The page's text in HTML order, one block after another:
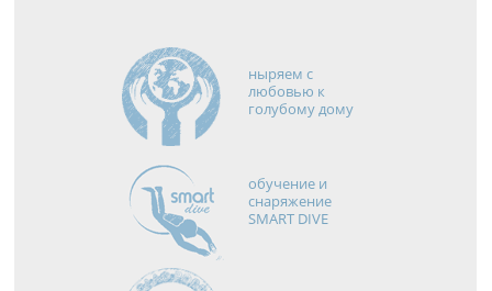
ныряем с
любовью к
голубому дому
обучение и
снаряжение
SMART DIVE